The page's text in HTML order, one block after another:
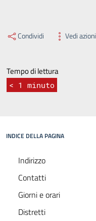
Condividi Vedi azioni
Tempo di lettura
< 1 minuto
INDICE DELLA PAGINA
Indirizzo
Contatti
Giorni e orari
Distretti